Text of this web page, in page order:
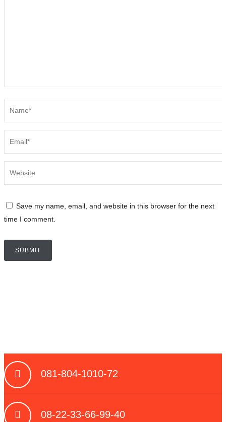
Save my name, email, and website in this browser for the next
time I comment.
081-804-1010-72
08-22-33-66-99-40